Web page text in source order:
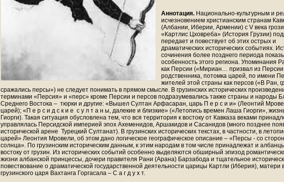
Аннотация. Национально-культурным и
исчезновением христианским странам
(Албании, Иберии, Армении) с V века
«Картлис Цховреба» (История Грузии)
передает и повествует об этих острых и
драматических исторических событиях.
сочинения более позднего периода
особенность этого региона. Упоминания
как Персии («Мириан… призвал из Персии
родственника, потомка царей, по имени
жителей этой страны как персов («В Ран,
сражались персы») не следует понимать в прямом смысле. В грузинских исторических
терминами «Персия» и «перс» кроме Персии и персов подразумевались также страны и народы
Среднего Востока – тюрки и другие: «Вышел Султан Арфасаран, царь П е р с и и» (Леонтий
царей); «П е р с и д с к и е с у л т а н ы, далекие и близкие» («Летопись времен Лаша Гиорги»,
Гиорги). Такая ситуация обусловлена тем, что вся территория к востоку от Кавказа веками
управлялась Персидской империей эпох Ахеменидов, Аршакидов и Сасанидов (много позднее
исторической арене Турецкий Султанат). В грузинских исторических текстах, в частности, в
царей» Леонтия Мровели, об этом дано логическое географическое описание – «Персы - со
солнца». По грузинским историческим данным, к этим народам в том числе принадлежат и
востоку от грузин. Из исторических событий особенно выделяются обширный эпизод
жизни албанской принцессы, дочери правителя Рани (Арана) Барзабода и тщательное
повествование о драматической государственной деятельности царицы Картли (Иберия), матери
грузинского царя Вахтанга Горгасала – С а г д у х т.